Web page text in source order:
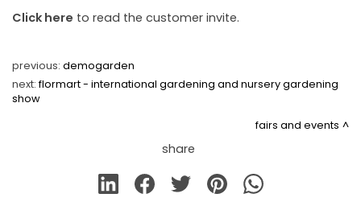
Click here to read the customer invite.
previous: demogarden
next:flormart - international gardening and nursery gardening
show
fairs and events
share